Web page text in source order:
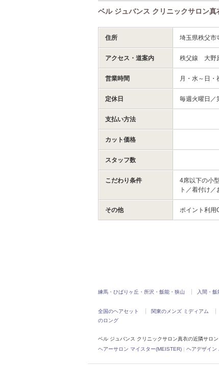
ベル ジュバンス クリニックサロン真
住所 埼玉県秩父市
アクセス・道案内 秩父線 大野
営業時間 月・水～日
定休日 毎週火曜日／
支払い方法
カット価格
スタッフ数
こだわり条件
4席以下の小
ト／着付け
その他 ポイント利用
練馬・ひばりヶ丘・所沢・飯能・狭山 入間・飯
全国のヘアセット 関東のメンズ ミディアム
のロング
ベル ジュバンス クリニックサロン真衣の近隣サロン
ヘアーサロン マイスター(MEISTER) | ヘアデザイン